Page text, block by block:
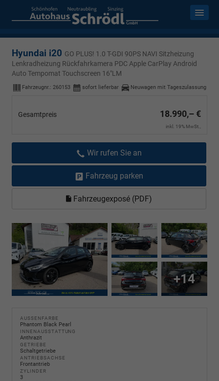
Hyundai i20 GO PLUS! 1.0 T-GDI 90PS NAVI Sitzheizung
Lenkradheizung Rückfahrkamera PDC Apple CarPlay Android
Auto Tempomat Touchscreen 16"LM
Fahrzeugnr.: 260153 sofort lieferbar Neuwagen mit Tageszulassung
Gesamtpreis 18.990,– €
inkl. 19% MwSt.,
Wir rufen Sie an
Fahrzeug parken
Fahrzeugexposé (PDF)
+14
AUSSENFARBE
Phantom Black Pearl
INNENAUSSTATTUNG
Anthrazit
GETRIEBE
Schaltgetriebe
ANTRIEBSACHSE
Frontantrieb
ZYLINDER
3